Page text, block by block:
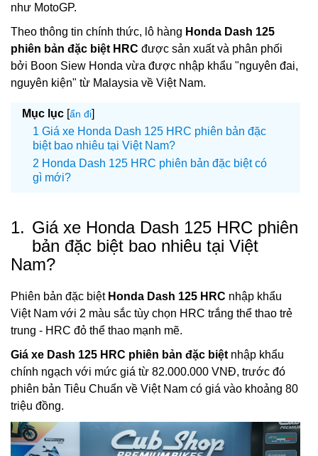
như MotoGP.
Theo thông tin chính thức, lô hàng Honda Dash 125
phiên bản đặc biệt HRC được sản xuất và phân phối
bởi Boon Siew Honda vừa được nhập khẩu "nguyên đai,
nguyên kiện" từ Malaysia về Việt Nam.
Mục lục [ẩn đi]
Giá xe Honda Dash 125 HRC phiên bản đặc
biệt bao nhiêu tại Việt Nam?
Honda Dash 125 HRC phiên bản đặc biệt có
gì mới?
1. Giá xe Honda Dash 125 HRC phiên
bản đặc biệt bao nhiêu tại Việt
Nam?
Phiên bản đặc biệt Honda Dash 125 HRC nhập khẩu
Việt Nam với 2 màu sắc tùy chọn HRC trắng thể thao trẻ
trung - HRC đỏ thể thao mạnh mẽ.
Giá xe Dash 125 HRC phiên bản đặc biệt nhập khẩu
chính ngạch với mức giá từ 82.000.000 VNĐ, trước đó
phiên bản Tiêu Chuẩn về Việt Nam có giá vào khoảng 80
triệu đồng.